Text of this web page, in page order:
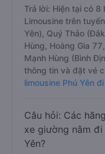
Trả lời: Hiện tại có
Limousine trên
Yên), Quý Thảo
Hùng, Hoàng Gia
Mạnh Hùng (Bình
thông tin và đặt vé
limousine Phú Yên
Câu hỏi: Các
xe giường nằm đi
Yên?